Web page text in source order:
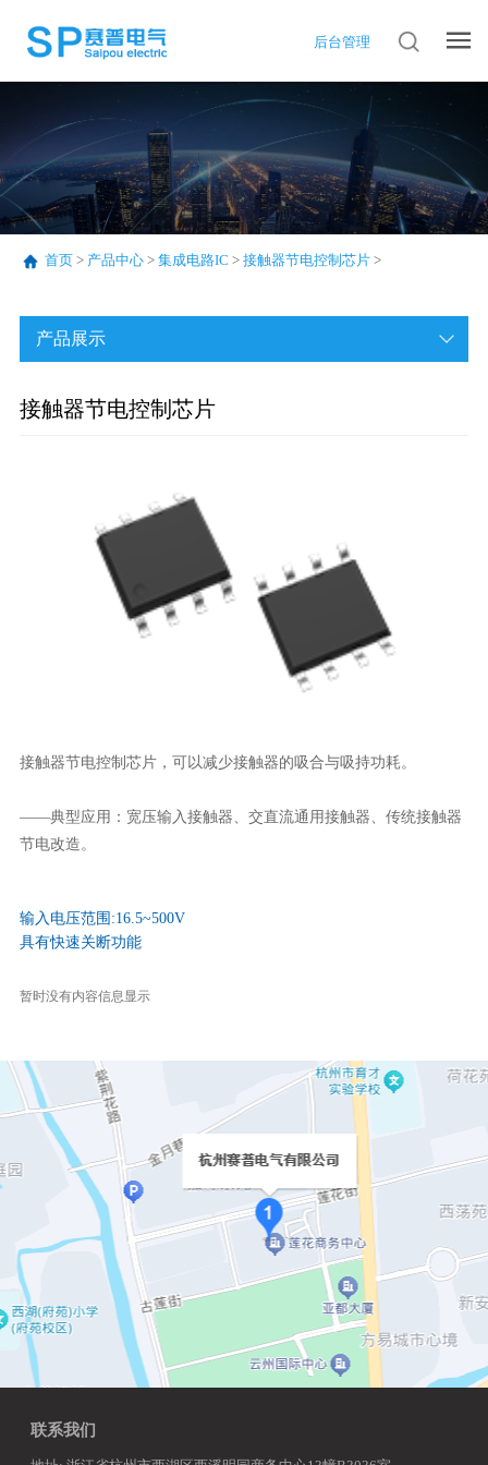
后台管理
首页> 产品中心> 集成电路IC > 接触器节电控制芯片>
产品展示
接触器节电控制芯片
接触器节电控制芯片，可以减少接触器的吸合与吸持功耗。
——典型应用：宽压输入接触器、交直流通用接触器、传统接触器
节电改造。
输入电压范围:16.5~500V
具有快速关断功能
暂时没有内容信息显示
联系我们